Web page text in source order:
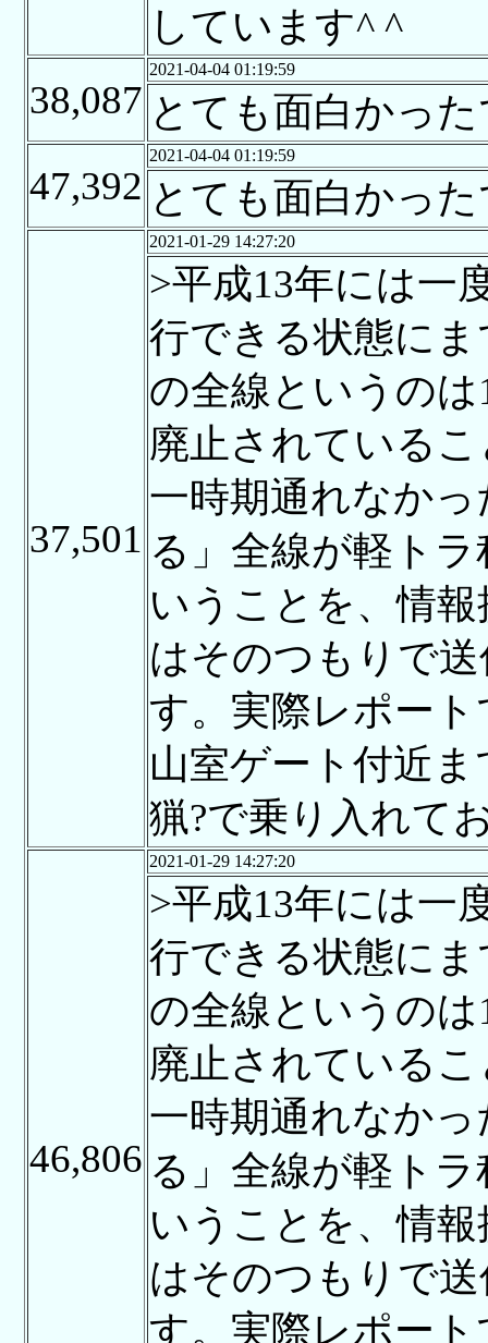
しています^ ^
38,087
2021-04-04 01:19:59
とても面白かっ
47,392
2021-04-04 01:19:59
とても面白かっ
37,501
2021-01-29 14:27:20
>平成13年には一
行できる状態に
の全線というの
廃止されている
一時期通れなか
る」全線が軽ト
いうことを、情
はそのつもりで
す。実際レポー
山室ゲート付近
猟?で乗り入れて
46,806
2021-01-29 14:27:20
>平成13年には一
行できる状態に
の全線というの
廃止されている
一時期通れなか
る」全線が軽ト
いうことを、情
はそのつもりで
す。実際レポー